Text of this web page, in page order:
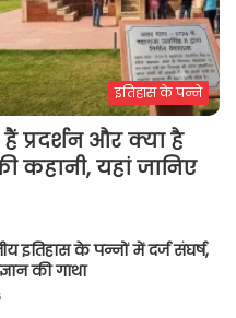
इतिहास के पन्ने
प्रदर्शन और क्या है
कहानी, यहां जानिए
इतिहास के पन्नों में दर्ज संघर्ष,
की गाथा